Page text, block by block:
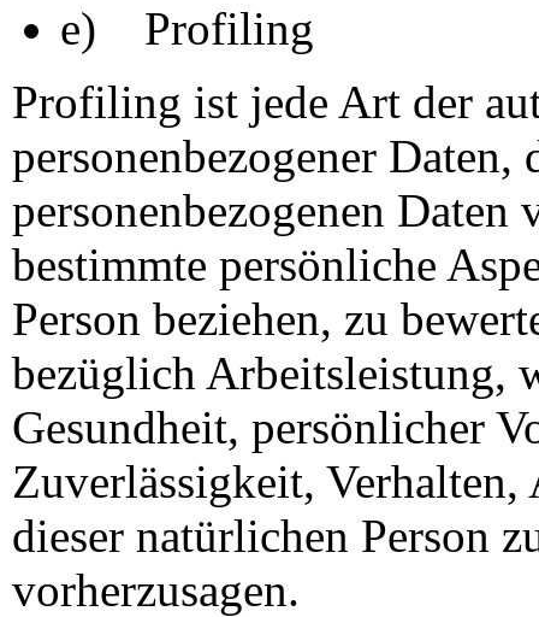
e) Profiling
Profiling ist jede Art der
personenbezogener Daten,
personenbezogenen Daten
bestimmte persönliche
Person beziehen, zu
bezüglich Arbeitsleistung,
Gesundheit, persönlicher
Zuverlässigkeit,
dieser natürlichen Person
vorherzusagen.